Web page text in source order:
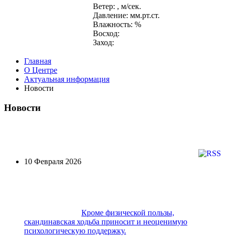
Ветер: , м/сек.
Давление: мм.рт.ст.
Влажность: %
Восход:
Заход:
Главная
О Центре
Актуальная информация
Новости
Новости
10 Февраля 2026
Кроме физической пользы,
скандинавская ходьба приносит и неоценимую
психологическую поддержку.